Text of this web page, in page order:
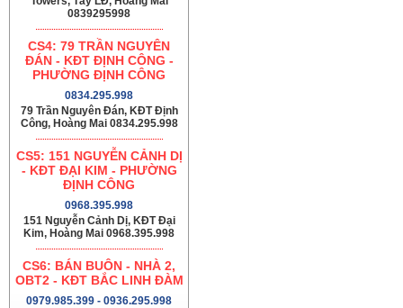
0839295998
CS4: 79 TRẦN NGUYÊN
ĐÁN - KĐT ĐỊNH CÔNG -
PHƯỜNG ĐỊNH CÔNG
0834.295.998
79 Trần Nguyên Đán, KĐT Định
Công, Hoàng Mai 0834.295.998
CS5: 151 NGUYỄN CẢNH DỊ
- KĐT ĐẠI KIM - PHƯỜNG
ĐỊNH CÔNG
0968.395.998
151 Nguyễn Cảnh Dị, KĐT Đại
Kim, Hoàng Mai 0968.395.998
CS6: BÁN BUÔN - NHÀ 2,
OBT2 - KĐT BẮC LINH ĐÀM
0979.985.399 - 0936.295.998